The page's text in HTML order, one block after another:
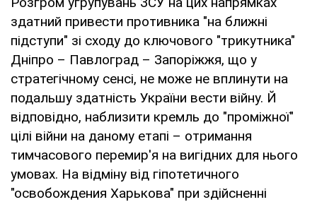
здатний привести противника "на ближні
підступи" зі сходу до ключового "трикутника"
Дніпро – Павлоград – Запоріжжя, що у
стратегічному сенсі, не може не вплинути на
подальшу здатність України вести війну. Й
відповідно, наблизити кремль до "проміжної"
цілі війни на даному етапі – отримання
тимчасового перемир'я на вигідних для нього
умовах. На відміну від гіпотетичного
"освобождения Харькова" при здійсненні